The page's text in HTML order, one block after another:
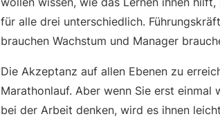
für alle drei unterschiedlich.
brauchen Wachstum und Manager
Die Akzeptanz auf allen Ebenen zu
Marathonlauf. Aber wenn Sie erst
bei der Arbeit denken, wird es ihnen